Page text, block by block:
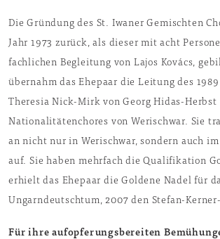
Die Gründung des St. Iwaner Gemischten
Jahr 1973 zurück, als dieser mit acht
fachlichen Begleitung von Lajos Kovács,
übernahm das Ehepaar die Leitung des
Theresia Nick-Mirk von Georg Hidas-Herbst
Nationalitätenchores von Werischwar. Sie
an nicht nur in Werischwar, sondern auch
auf. Sie haben mehrfach die Qualifikation
erhielt das Ehepaar die Goldene Nadel für
Ungarndeutschtum, 2007 den Stefan-
Für ihre aufopferungsbereiten